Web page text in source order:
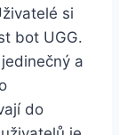
si
bot UGG.
a
do​